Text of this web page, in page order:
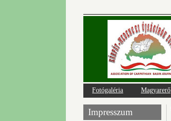
Fotógaléria Magyarerő
Impresszum